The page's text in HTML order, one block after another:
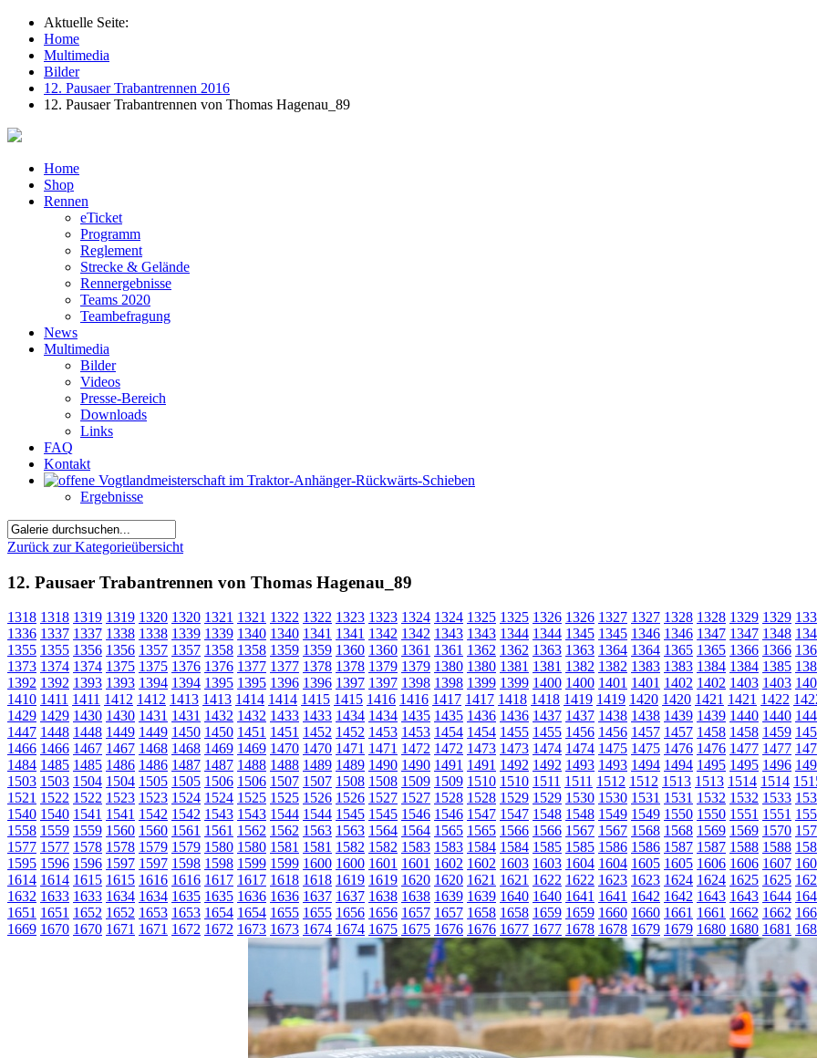
Aktuelle Seite:
Home
Multimedia
Bilder
12. Pausaer Trabantrennen 2016
12. Pausaer Trabantrennen von Thomas Hagenau_89
Home
Shop
Rennen
eTicket
Programm
Reglement
Strecke & Gelände
Rennergebnisse
Teams 2020
Teambefragung
News
Multimedia
Bilder
Videos
Presse-Bereich
Downloads
Links
FAQ
Kontakt
Ergebnisse
Zurück zur Kategorieübersicht
12. Pausaer Trabantrennen von Thomas Hagenau_89
1318 1318 1319 1319 1320 1320 1321 1321 1322 1322 1323 1323 1324 1324 1325 1325 1326 1326 1327 1327 1328 1328 1329 1329
1336 1337 1337 1338 1338 1339 1339 1340 1340 1341 1341 1342 1342 1343 1343 1344 1344 1345 1345 1346 1346 1347 1347 1348
1355 1355 1356 1356 1357 1357 1358 1358 1359 1359 1360 1360 1361 1361 1362 1362 1363 1363 1364 1364 1365 1365 1366 1366
1373 1374 1374 1375 1375 1376 1376 1377 1377 1378 1378 1379 1379 1380 1380 1381 1381 1382 1382 1383 1383 1384 1384 1385
1392 1392 1393 1393 1394 1394 1395 1395 1396 1396 1397 1397 1398 1398 1399 1399 1400 1400 1401 1401 1402 1402 1403 1403
1410 1411 1411 1412 1412 1413 1413 1414 1414 1415 1415 1416 1416 1417 1417 1418 1418 1419 1419 1420 1420 1421 1421 1422
1429 1429 1430 1430 1431 1431 1432 1432 1433 1433 1434 1434 1435 1435 1436 1436 1437 1437 1438 1438 1439 1439 1440 1440
1447 1448 1448 1449 1449 1450 1450 1451 1451 1452 1452 1453 1453 1454 1454 1455 1455 1456 1456 1457 1457 1458 1458 1459
1466 1466 1467 1467 1468 1468 1469 1469 1470 1470 1471 1471 1472 1472 1473 1473 1474 1474 1475 1475 1476 1476 1477 1477
1484 1485 1485 1486 1486 1487 1487 1488 1488 1489 1489 1490 1490 1491 1491 1492 1492 1493 1493 1494 1494 1495 1495 1496
1503 1503 1504 1504 1505 1505 1506 1506 1507 1507 1508 1508 1509 1509 1510 1510 1511 1511 1512 1512 1513 1513 1514 1514
1521 1522 1522 1523 1523 1524 1524 1525 1525 1526 1526 1527 1527 1528 1528 1529 1529 1530 1530 1531 1531 1532 1532 1533
1540 1540 1541 1541 1542 1542 1543 1543 1544 1544 1545 1545 1546 1546 1547 1547 1548 1548 1549 1549 1550 1550 1551 1551
1558 1559 1559 1560 1560 1561 1561 1562 1562 1563 1563 1564 1564 1565 1565 1566 1566 1567 1567 1568 1568 1569 1569 1570
1577 1577 1578 1578 1579 1579 1580 1580 1581 1581 1582 1582 1583 1583 1584 1584 1585 1585 1586 1586 1587 1587 1588 1588
1595 1596 1596 1597 1597 1598 1598 1599 1599 1600 1600 1601 1601 1602 1602 1603 1603 1604 1604 1605 1605 1606 1606 1607
1614 1614 1615 1615 1616 1616 1617 1617 1618 1618 1619 1619 1620 1620 1621 1621 1622 1622 1623 1623 1624 1624 1625 1625
1632 1633 1633 1634 1634 1635 1635 1636 1636 1637 1637 1638 1638 1639 1639 1640 1640 1641 1641 1642 1642 1643 1643 1644
1651 1651 1652 1652 1653 1653 1654 1654 1655 1655 1656 1656 1657 1657 1658 1658 1659 1659 1660 1660 1661 1661 1662 1662
1669 1670 1670 1671 1671 1672 1672 1673 1673 1674 1674 1675 1675 1676 1676 1677 1677 1678 1678 1679 1679 1680 1680 1681